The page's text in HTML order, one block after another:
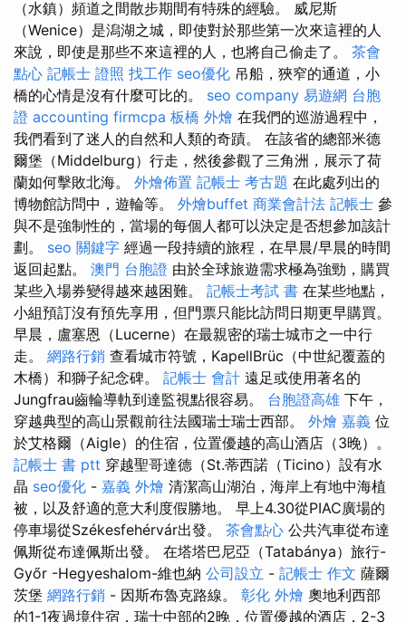
（水鎮）頻道之間散步期間有特殊的經驗。 威尼斯
（Wenice）是潟湖之城，即使對於那些第一次來這裡的人
來說，即使是那些不來這裡的人，也將自己偷走了。 茶會
點心 記帳士 證照 找工作 seo優化 吊船，狹窄的通道，小
橋的心情是沒有什麼可比的。 seo company 易遊網 台胞
證 accounting firmcpa 板橋 外燴 在我們的巡游過程中，
我們看到了迷人的自然和人類的奇蹟。 在該省的總部米德
爾堡（Middelburg）行走，然後參觀了三角洲，展示了荷
蘭如何擊敗北海。 外燴佈置 記帳士 考古題 在此處列出的
博物館訪問中，遊輪等。 外燴buffet 商業會計法 記帳士 參
與不是強制性的，當場的每個人都可以決定是否想參加該計
劃。 seo 關鍵字 經過一段持續的旅程，在早晨/早晨的時間
返回起點。 澳門 台胞證 由於全球旅遊需求極為強勁，購買
某些入場券變得越來越困難。 記帳士考試 書 在某些地點，
小組預訂沒有預先享用，但門票只能比訪問日期更早購買。
早晨，盧塞恩（Lucerne）在最親密的瑞士城市之一中行
走。 網路行銷 查看城市符號，KapellBrüc（中世紀覆蓋的
木橋）和獅子紀念碑。 記帳士 會計 遠足或使用著名的
Jungfrau齒輪導軌到達監視點很容易。 台胞證高雄 下午，
穿越典型的高山景觀前往法國瑞士瑞士西部。 外燴 嘉義 位
於艾格爾（Aigle）的住宿，位置優越的高山酒店（3晚）。
記帳士 書 ptt 穿越聖哥達德（St.蒂西諾（Ticino）設有水
晶 seo優化 - 嘉義 外燴 清潔高山湖泊，海岸上有地中海植
被，以及舒適的意大利度假勝地。 早上4.30從PIAC廣場的
停車場從Székesfehérvár出發。 茶會點心 公共汽車從布達
佩斯從布達佩斯出發。 在塔塔巴尼亞（Tatabánya）旅行-
Győr -Hegyeshalom-維也納 公司設立 - 記帳士 作文 薩爾
茨堡 網路行銷 - 因斯布魯克路線。 彰化 外燴 奧地利西部
的1-1夜過境住宿，瑞士中部的2晚，位置優越的酒店，2-3